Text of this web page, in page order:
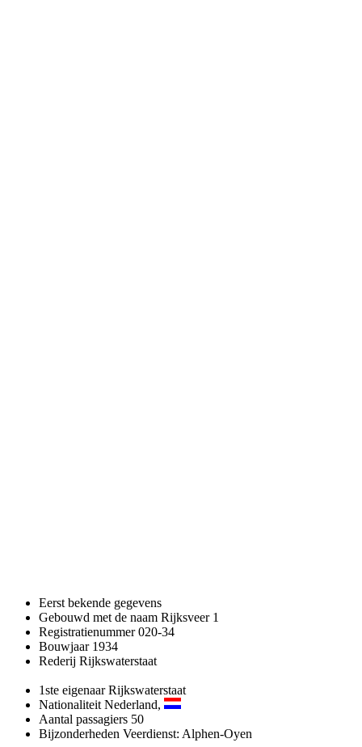
Eerst bekende gegevens
Gebouwd met de naam Rijksveer 1
Registratienummer 020-34
Bouwjaar 1934
Rederij Rijkswaterstaat
1ste eigenaar Rijkswaterstaat
Nationaliteit Nederland,
Aantal passagiers 50
Bijzonderheden Veerdienst: Alphen-Oyen